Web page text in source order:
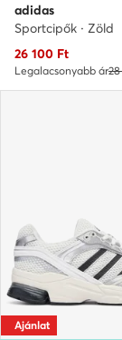
adidas
Sportcipők · Zöld
Aktuális ár
26 100 Ft
Legalacsonyabb ár
Ajánlat